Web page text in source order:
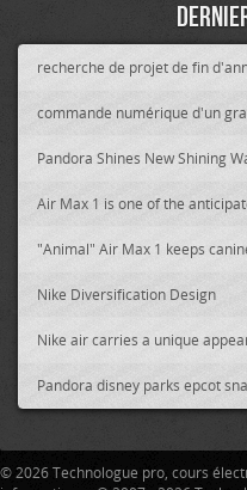
recherche de projet de fin
commande numérique d'un
Pandora Shines New Shining
Air Max 1 is one of the
"Animal" Air Max 1 keeps
Nike Diversification Design
Nike air carries a unique
Pandora disney parks epcot
© 2026 Technologue pro, cours